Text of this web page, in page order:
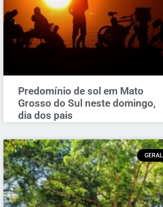
Predomínio de sol em Mato
Grosso do Sul neste domingo,
dia dos pais
GERAL